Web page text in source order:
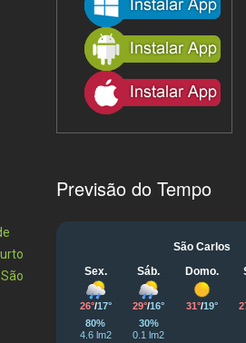
Previsão do Tempo